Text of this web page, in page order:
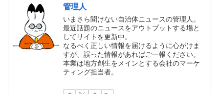
管理人
いまさら聞けない自治体ニュースの管理人。
最近話題のニュースをアウトプットする場と
してサイトを更新中。
なるべく正しい情報を届けるように心がけま
すが、誤った情報があればご一報ください。
本業は地方創生をメインとする会社のマーケ
ティング担当者。